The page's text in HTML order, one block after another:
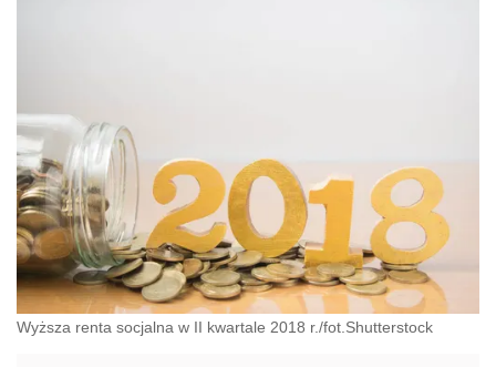
Wyższa renta socjalna w II kwartale 2018 r./fot.Shutterstock